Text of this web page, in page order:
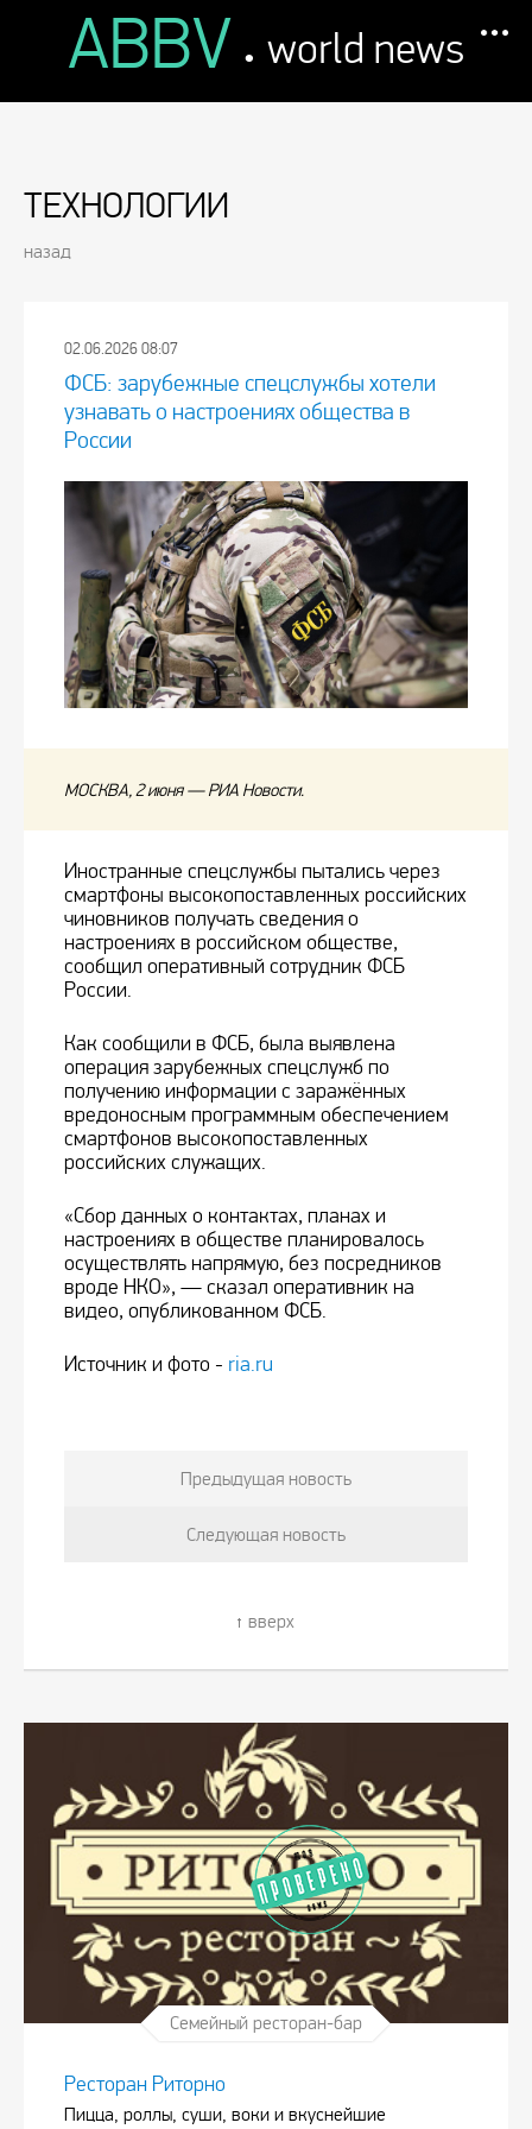
ABBV . world news
ТЕХНОЛОГИИ
назад
02.06.2026 08:07
ФСБ: зарубежные спецслужбы хотели
узнавать о настроениях общества в
России
МОСКВА, 2 июня — РИА Новости.
Иностранные спецслужбы пытались через
смартфоны высокопоставленных российских
чиновников получать сведения о
настроениях в российском обществе,
сообщил оперативный сотрудник ФСБ
России.
Как сообщили в ФСБ, была выявлена
операция зарубежных спецслужб по
получению информации с заражённых
вредоносным программным обеспечением
смартфонов высокопоставленных
российских служащих.
«Сбор данных о контактах, планах и
настроениях в обществе планировалось
осуществлять напрямую, без посредников
вроде НКО», — сказал оперативник на
видео, опубликованном ФСБ.
Источник и фото - ria.ru
Предыдущая новость
Следующая новость
вверх
Семейный ресторан-бар
Ресторан Риторно
Пицца, роллы, суши, воки и вкуснейшие